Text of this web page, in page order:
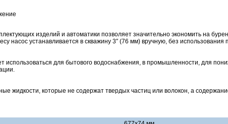
изделий и автоматики позволяет значительно экономить на
насос устанавливается в скважину 3″ (76 мм) вручную, без
использоваться для бытового водоснабжения, в промышленности, для
жидкости, которые не содержат твердых частиц или волокон, а